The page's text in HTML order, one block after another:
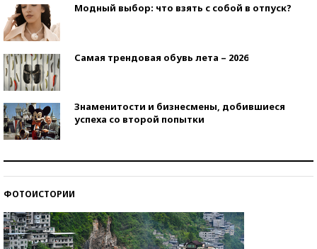
Модный выбор: что взять с собой в отпуск?
Самая трендовая обувь лета – 2026
Знаменитости и бизнесмены, добившиеся
успеха со второй попытки
ФОТОИСТОРИИ